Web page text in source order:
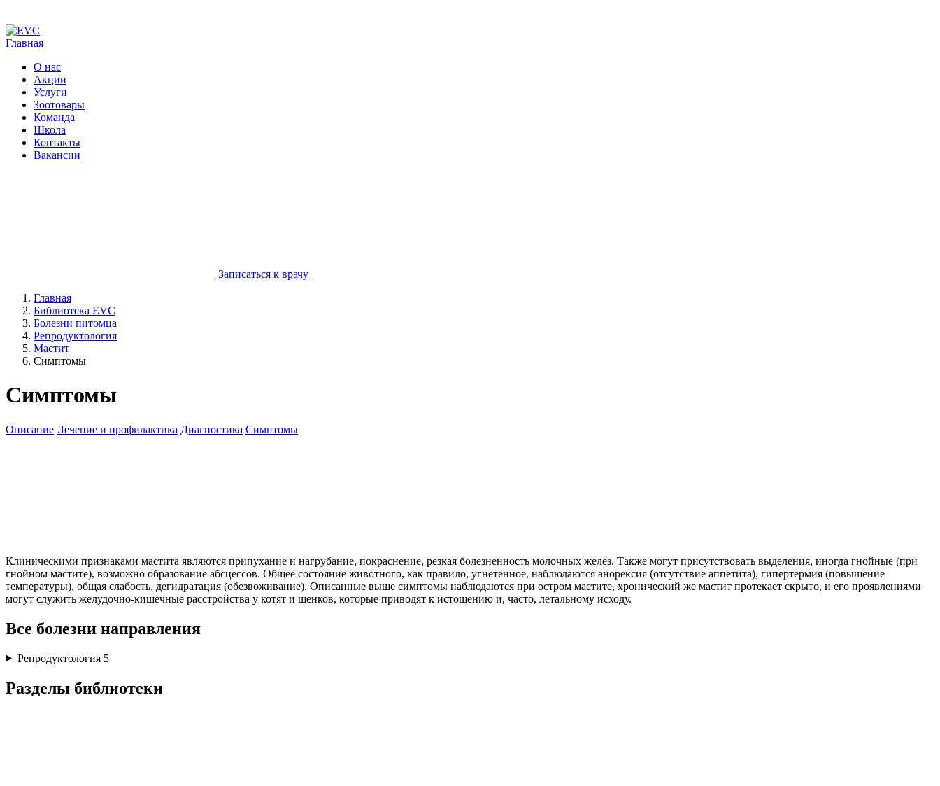
Главная
О нас
Акции
Услуги
Зоотовары
Команда
Школа
Контакты
Вакансии
Записаться к врачу
Главная
Библиотека EVC
Болезни питомца
Репродуктология
Мастит
Симптомы
Симптомы
Описание Лечение и профилактика Диагностика Симптомы
Клиническими признаками мастита являются припухание и нагрубание, покраснение, резкая болезненность молочных желез. Также могут присутствовать выделения, иногда гнойные (при
гнойном мастите), возможно образование абсцессов. Общее состояние животного, как правило, угнетенное, наблюдаются анорексия (отсутствие аппетита), гипертермия (повышение
температуры), общая слабость, дегидратация (обезвоживание). Описанные выше симптомы наблюдаются при остром мастите, хронический же мастит протекает скрыто, и его проявлениями
могут служить желудочно-кишечные расстройства у котят и щенков, которые приводят к истощению и, часто, летальному исходу.
Все болезни направления
Репродуктология 5
Разделы библиотеки